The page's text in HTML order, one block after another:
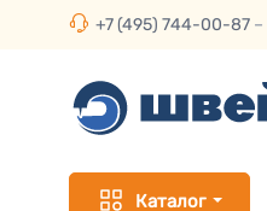
+7 (495) 744-00-87
Каталог